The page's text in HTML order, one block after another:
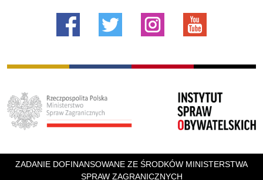
ZADANIE DOFINANSOWANE ZE ŚRODKÓW MINISTERSTWA
SPRAW ZAGRANICZNYCH